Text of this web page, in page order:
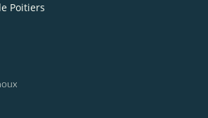
Poitiers